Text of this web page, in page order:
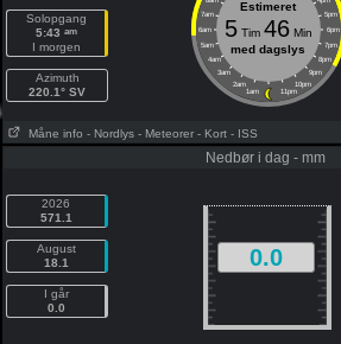
Solopgang
5:43 am
I morgen
Azimuth
220.1° SV
7am 5pm
6am 6pm
5am 7pm
4am 8pm
3am 9pm
2am 10pm
1am 11pm
Estimeret
5Tim 46Min
med dagslys
Måne info - Nordlys - Meteorer - Kort - ISS
Nedbør i dag - mm
2026
571.1
August
18.1
I går
0.0
0.0